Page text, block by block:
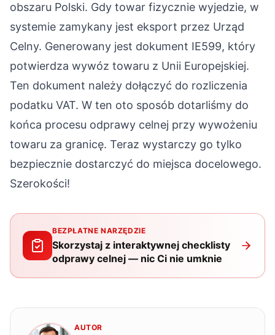
obszaru Polski. Gdy towar fizycznie wyjedzie, w
systemie zamykany jest eksport przez Urząd
Celny. Generowany jest dokument IE599, który
potwierdza wywóz towaru z Unii Europejskiej.
Ten dokument należy dołączyć do rozliczenia
podatku VAT. W ten oto sposób dotarliśmy do
końca procesu odprawy celnej przy wywożeniu
towaru za granicę. Teraz wystarczy go tylko
bezpiecznie dostarczyć do miejsca docelowego.
Szerokości!
BEZPŁATNE NARZĘDZIE
Skorzystaj z interaktywnej checklisty
odprawy celnej — nic Ci nie umknie
AUTOR